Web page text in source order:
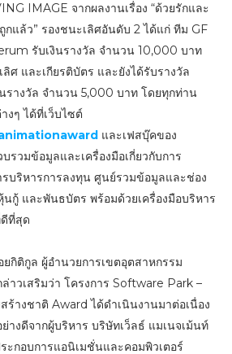
IMAGE จากผลงานเรื่อง “ด้วยรักและ
กแล้ว” รองชนะเลิศอันดับ 2 ได้แก่ ทีม GF
รับเงินรางวัล จำนวน 10,000 บาท
ศ และเกียรติบัตร และยังได้รับรางวัล
รางวัล จำนวน 5,000 บาท โดยทุกท่าน
งๆ ได้ที่เว็บไซต์
และเฟสบุ๊คของ
วมข้อมูลและเครื่องมือเกี่ยวกับการ
รบริหารการลงทุน ศูนย์รวมข้อมูลและช่อง
กู้ และพันธบัตร พร้อมด้วยเครื่องมือบริหาร
ที่สุด
กิติกูล ผู้อำนวยการเขตอุตสาหกรรม
าวเสริมว่า โครงการ Software Park –
ร้างชาติ Award ได้ดำเนินงานมาต่อเนื่อง
างดีจากผู้บริหาร บริษัทเว็ลธ์ แมเนจเม้นท์
ะกอบการแอนิเมชั่นและคอมพิวเตอร์